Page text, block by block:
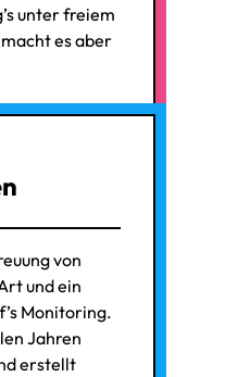
unter freiem
es aber
von
und ein
Monitoring.
Jahren
erstellt